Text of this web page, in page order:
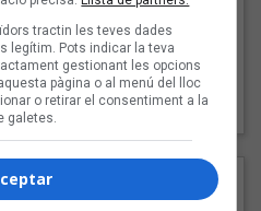
cabres"
amb Compte
tractin les teves dades
legítim. Pots indicar la teva
gestionant les opcions
pàgina o al menú del lloc
o retirar el consentiment a la
galetes.